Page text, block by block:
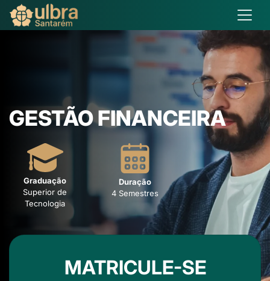
GESTÃO FINANCEIRA
Graduação
Superior de
Tecnologia
Duração
4 Semestres
MATRICULE-SE